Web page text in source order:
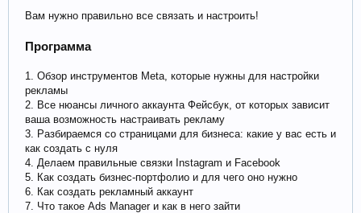
Вам нужно правильно все связать и настроить!
Программа
1. Обзор инструментов Meta, которые нужны для настройки
рекламы
2. Все нюансы личного аккаунта Фейсбук, от которых зависит
ваша возможность настраивать рекламу
3. Разбираемся со страницами для бизнеса: какие у вас есть и
как создать с нуля
4. Делаем правильные связки Instagram и Facebook
5. Как создать бизнес-портфолио и для чего оно нужно
6. Как создать рекламный аккаунт
7. Что такое Ads Manager и как в него зайти